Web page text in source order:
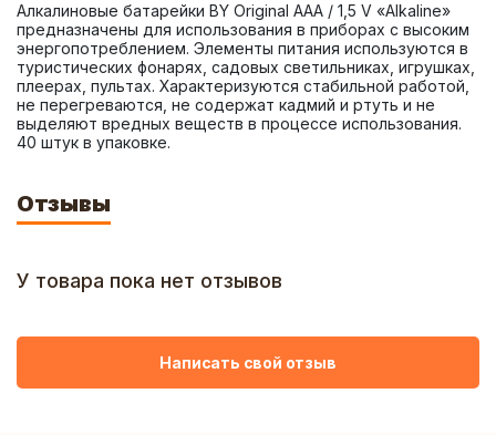
Алкалиновые батарейки BY Original AAA / 1,5 V «Alkaline»
предназначены для использования в приборах с высоким
энергопотреблением. Элементы питания используются в
туристических фонарях, садовых светильниках, игрушках,
плеерах, пультах. Характеризуются стабильной работой,
не перегреваются, не содержат кадмий и ртуть и не
выделяют вредных веществ в процессе использования.
40 штук в упаковке.
Отзывы
У товара пока нет отзывов
Написать свой отзыв